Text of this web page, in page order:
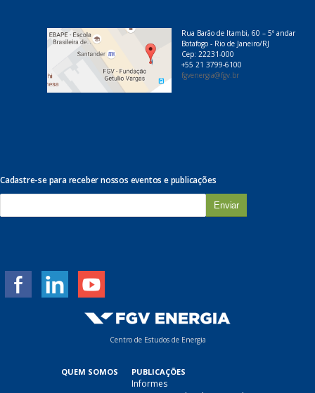
Rua Barão de Itambi, 60 – 5º andar
Botafogo - Rio de Janeiro/RJ
Cep: 22231-000
+55 21 3799-6100
fgvenergia@fgv.br
Cadastre-se para receber nossos eventos e publicações
m
Centro de Estudos de Energia
QUEM SOMOS PUBLICAÇÕES
Informes